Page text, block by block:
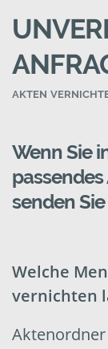
AKTEN
Wenn Sie
senden
Welche
vernichten
Aktenordner